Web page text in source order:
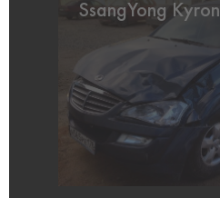
SsangYong Kyron